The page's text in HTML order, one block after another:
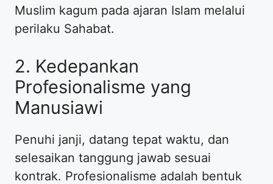
Muslim kagum pada ajaran Islam melalui
perilaku Sahabat.
​2. Kedepankan
Profesionalisme yang
Manusiawi
​Penuhi janji, datang tepat waktu, dan
selesaikan tanggung jawab sesuai
kontrak. Profesionalisme adalah bentuk